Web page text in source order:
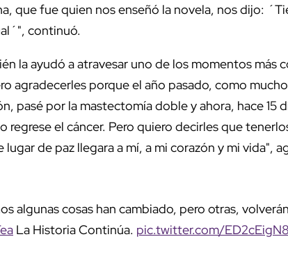
que fue quien nos enseñó la novela, nos dijo:
continuó.
la ayudó a atravesar uno de los momentos más
agradecerles porque el año pasado, como
pasé por la mastectomía doble y ahora, hace 15
regrese el cáncer. Pero quiero decirles que
de paz llegara a mí, a mi corazón y mi vida",
algunas cosas han cambiado, pero otras,
La Historia Continúa. pic.twitter.com/